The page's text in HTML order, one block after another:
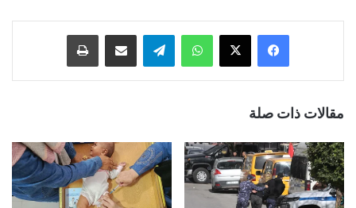
فيسبوك ‫X واتساب تيلقرام مشاركة عبر البريد طباعة
مقالات ذات صلة